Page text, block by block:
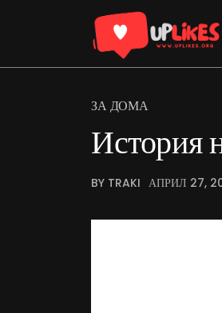
ЗА ДОМА
История
BY TRAKI АПРИЛ 27,